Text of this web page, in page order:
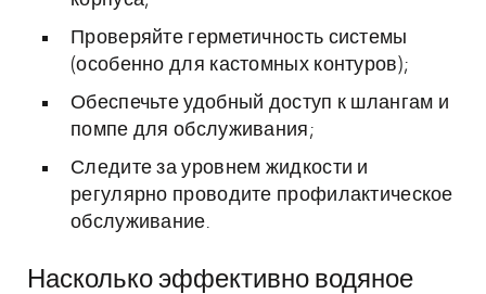
Проверяйте герметичность системы
(особенно для кастомных контуров);
Обеспечьте удобный доступ к шлангам и
помпе для обслуживания;
Следите за уровнем жидкости и
регулярно проводите профилактическое
обслуживание.
Насколько эффективно водяное